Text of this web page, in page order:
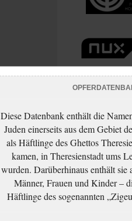
Diese Datenbank enthält die
Juden einerseits aus dem Gebiet
als Häftlinge des Ghettos
kamen, in Theresienstadt ums
wurden. Darüberhinaus enthält
Männer, Frauen und Kinder –
Häftlinge des sogenannten